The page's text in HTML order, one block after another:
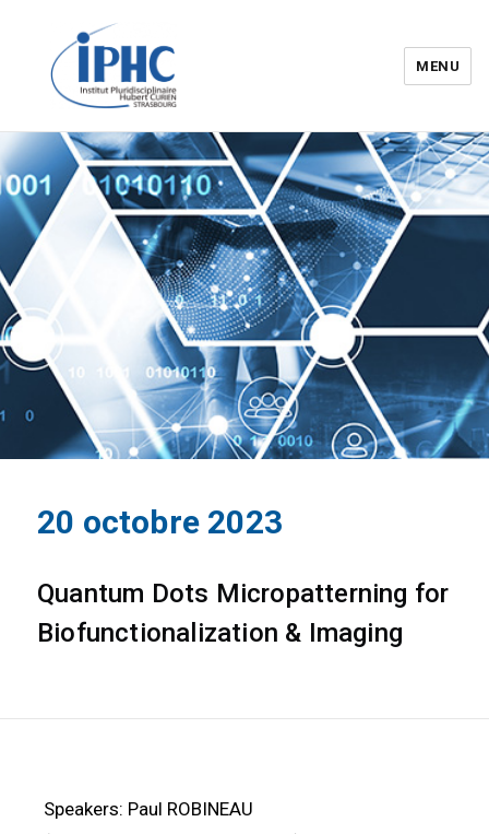
Institut pluridisciplinaire Hubert
Curien – IPHC
MENU
20 octobre 2023
Quantum Dots Micropatterning for
Biofunctionalization & Imaging
Speakers: Paul ROBINEAU